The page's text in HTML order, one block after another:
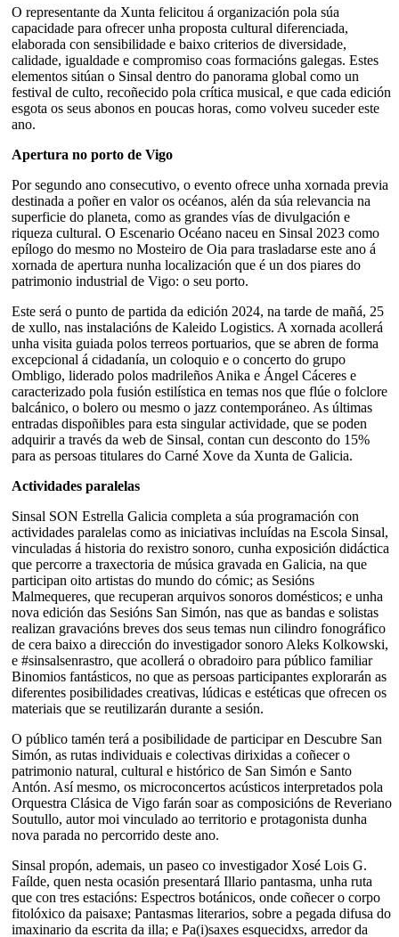
O representante da Xunta felicitou á organización pola súa
capacidade para ofrecer unha proposta cultural diferenciada,
elaborada con sensibilidade e baixo criterios de diversidade,
calidade, igualdade e compromiso coas formacións galegas. Estes
elementos sitúan o Sinsal dentro do panorama global como un
festival de culto, recoñecido pola crítica musical, e que cada edición
esgota os seus abonos en poucas horas, como volveu suceder este
ano.
Apertura no porto de Vigo
Por segundo ano consecutivo, o evento ofrece unha xornada previa
destinada a poñer en valor os océanos, alén da súa relevancia na
superficie do planeta, como as grandes vías de divulgación e
riqueza cultural. O Escenario Océano naceu en Sinsal 2023 como
epílogo do mesmo no Mosteiro de Oia para trasladarse este ano á
xornada de apertura nunha localización que é un dos piares do
patrimonio industrial de Vigo: o seu porto.
Este será o punto de partida da edición 2024, na tarde de mañá, 25
de xullo, nas instalacións de Kaleido Logistics. A xornada acollerá
unha visita guiada polos terreos portuarios, que se abren de forma
excepcional á cidadanía, un coloquio e o concerto do grupo
Ombligo, liderado polos madrileños Anika e Ángel Cáceres e
caracterizado pola fusión estilística en temas nos que flúe o folclore
balcánico, o bolero ou mesmo o jazz contemporáneo. As últimas
entradas dispoñibles para esta singular actividade, que se poden
adquirir a través da web de Sinsal, contan cun desconto do 15%
para as persoas titulares do Carné Xove da Xunta de Galicia.
Actividades paralelas
Sinsal SON Estrella Galicia completa a súa programación con
actividades paralelas como as iniciativas incluídas na Escola Sinsal,
vinculadas á historia do rexistro sonoro, cunha exposición didáctica
que percorre a traxectoria de música gravada en Galicia, na que
participan oito artistas do mundo do cómic; as Sesións
Malmequeres, que recuperan arquivos sonoros domésticos; e unha
nova edición das Sesións San Simón, nas que as bandas e solistas
realizan gravacións breves dos seus temas nun cilindro fonográfico
de cera baixo a dirección do investigador sonoro Aleks Kolkowski,
e #sinsalsenrastro, que acollerá o obradoiro para público familiar
Binomios fantásticos, no que as persoas participantes explorarán as
diferentes posibilidades creativas, lúdicas e estéticas que ofrecen os
materiais que se reutilizarán durante a sesión.
O público tamén terá a posibilidade de participar en Descubre San
Simón, as rutas individuais e colectivas dirixidas a coñecer o
patrimonio natural, cultural e histórico de San Simón e Santo
Antón. Así mesmo, os microconcertos acústicos interpretados pola
Orquestra Clásica de Vigo farán soar as composicións de Reveriano
Soutullo, autor moi vinculado ao territorio e protagonista dunha
nova parada no percorrido deste ano.
Sinsal propón, ademais, un paseo co investigador Xosé Lois G.
Faílde, quen nesta ocasión presentará Illario pantasma, unha ruta
que con tres estacións: Espectros botánicos, onde coñecer o corpo
fitolóxico da paisaxe; Pantasmas literarios, sobre a pegada difusa do
imaxinario da escrita da illa; e Pa(i)saxes esquecidxs, arredor da